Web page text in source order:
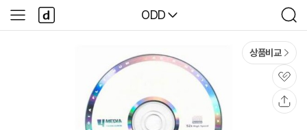
다나와
ODD
검
색
사
이
다
나
와
상품비교
관
심